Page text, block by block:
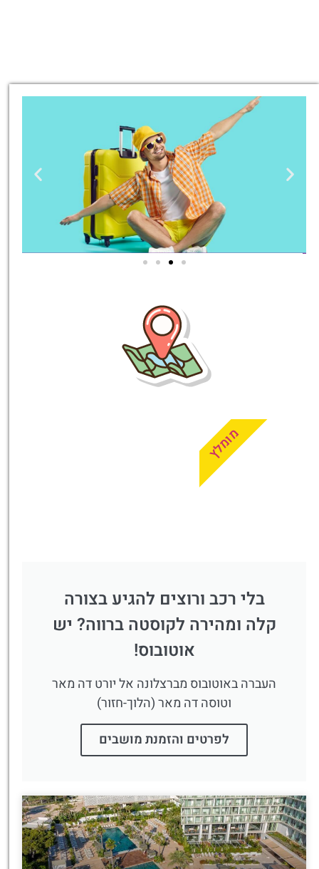
בלי רכב ורוצים להגיע בצורה
קלה ומהירה לקוסטה ברווה? יש
אוטובוס!
העברה באוטובוס מברצלונה אל יורט דה מאר
וטוסה דה מאר (הלוך-חזור)
לפרטים והזמנת מושבים
מומלץ